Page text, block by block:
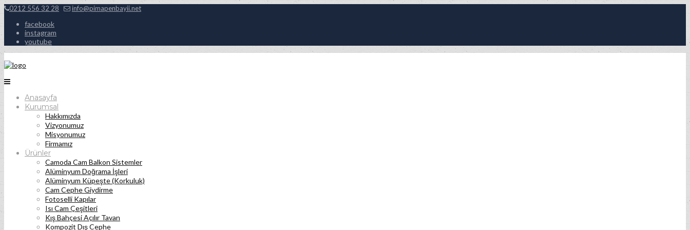
0212 556 32 28 info@pimapenbayii.net
facebook
instagram
youtube
Anasayfa
Kurumsal
Hakkımızda
Vizyonumuz
Misyonumuz
Firmamız
Ürünler
Camoda Cam Balkon Sistemler
Alüminyum Doğrama İşleri
Alüminyum Küpeşte (Korkuluk)
Cam Cephe Giydirme
Fotoselli Kapılar
Isı Cam Çeşitleri
Kış Bahçesi Açılır Tavan
Kompozit Dış Cephe